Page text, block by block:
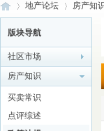
滑 »
地产论坛
›
房产知
版块导航
社区市场
房产知识
买卖常识
点评综述